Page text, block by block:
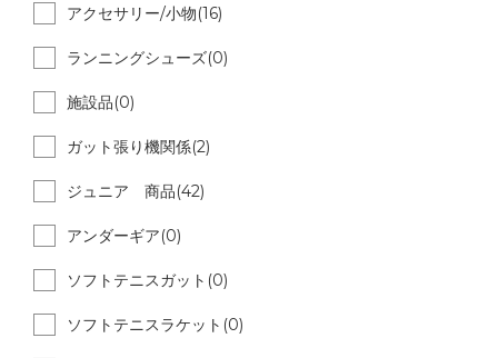
アクセサリー/小物(16)
ランニングシューズ(0)
施設品(0)
ガット張り機関係(2)
ジュニア 商品(42)
アンダーギア(0)
ソフトテニスガット(0)
ソフトテニスラケット(0)